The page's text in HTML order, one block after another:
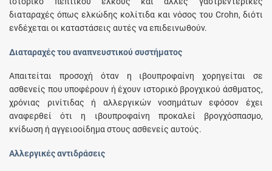
διαταραχές όπως ελκώδης κολίτιδα και νόσος του Crohn, διότι
ενδέχεται οι καταστάσεις αυτές να επιδεινωθούν.
Διαταραχές του αναπνευστικού συστήματος
Απαιτείται προσοχή όταν η ιβουπροφαίνη χορηγείται σε
ασθενείς που υποφέρουν ή έχουν ιστορικό βρογχικού άσθματος,
χρόνιας ρινίτιδας ή αλλεργικών νοσημάτων εφόσον έχει
αναφερθεί ότι η ιβουπροφαίνη προκαλεί βρογχόσπασμο,
κνίδωση ή αγγειοοίδημα στους ασθενείς αυτούς.
Αλλεργικές αντιδράσεις